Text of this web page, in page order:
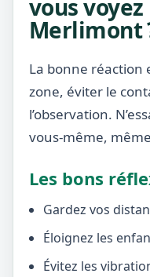
vous
Merlimont
La bonne réaction
zone, éviter le
l’observation.
vous-même,
Les bons
Gardez vos
Éloignez les
Évitez les